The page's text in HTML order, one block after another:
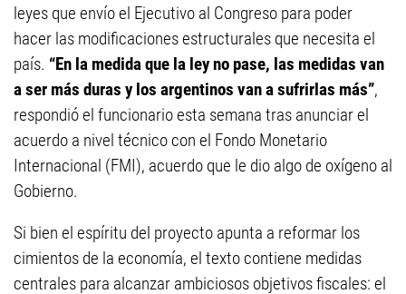
leyes que envío el Ejecutivo al Congreso para poder
hacer las modificaciones estructurales que necesita el
país. “En la medida que la ley no pase, las medidas van
a ser más duras y los argentinos van a sufrirlas más”,
respondió el funcionario esta semana tras anunciar el
acuerdo a nivel técnico con el Fondo Monetario
Internacional (FMI), acuerdo que le dio algo de oxígeno al
Gobierno.
Si bien el espíritu del proyecto apunta a reformar los
cimientos de la economía, el texto contiene medidas
centrales para alcanzar ambiciosos objetivos fiscales: el